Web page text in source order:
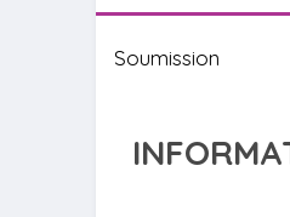
Soumission